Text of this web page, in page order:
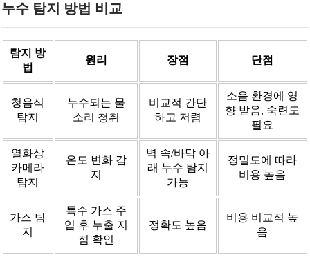
누수 탐지 방법 비교
탐지 방
법
원리 장점 단점
청음식
탐지
누수되는 물
소리 청취
비교적 간단
하고 저렴
소음 환경에 영
향 받음, 숙련도
필요
열화상
카메라
탐지
온도 변화 감
지
벽 속/바닥 아
래 누수 탐지
가능
정밀도에 따라
비용 높음
가스 탐
지
특수 가스 주
입 후 누출 지
점 확인
정확도 높음
비용 비교적 높
음